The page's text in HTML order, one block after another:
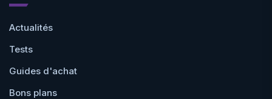
Actualités
Tests
Guides d'achat
Bons plans